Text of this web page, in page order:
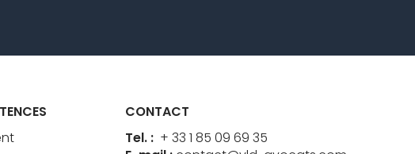
CONTACT
Tel. : + 33 1 85 09 69 35